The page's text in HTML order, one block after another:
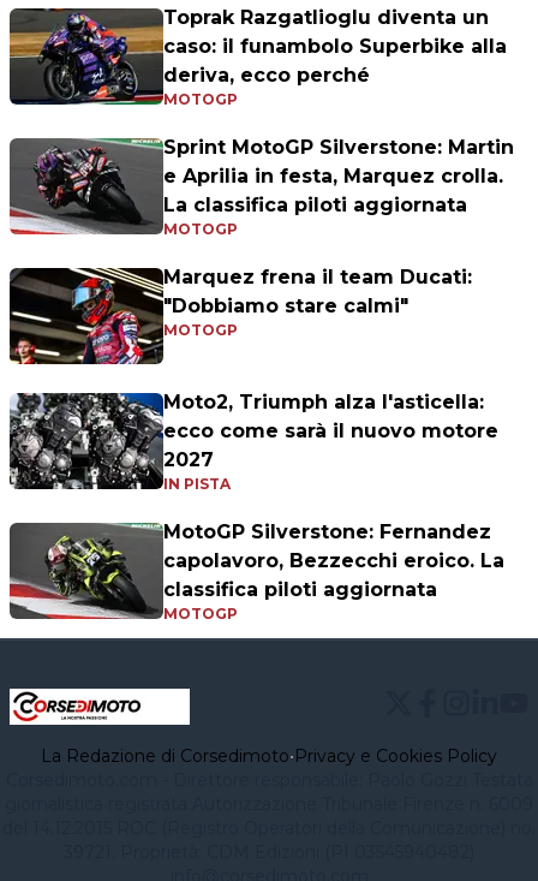
Toprak Razgatlioglu diventa un
caso: il funambolo Superbike alla
deriva, ecco perché
MOTOGP
Sprint MotoGP Silverstone: Martin
e Aprilia in festa, Marquez crolla.
La classifica piloti aggiornata
MOTOGP
Marquez frena il team Ducati:
"Dobbiamo stare calmi"
MOTOGP
Moto2, Triumph alza l'asticella:
ecco come sarà il nuovo motore
2027
IN PISTA
MotoGP Silverstone: Fernandez
capolavoro, Bezzecchi eroico. La
classifica piloti aggiornata
MOTOGP
La Redazione di Corsedimoto•Privacy e Cookies Policy